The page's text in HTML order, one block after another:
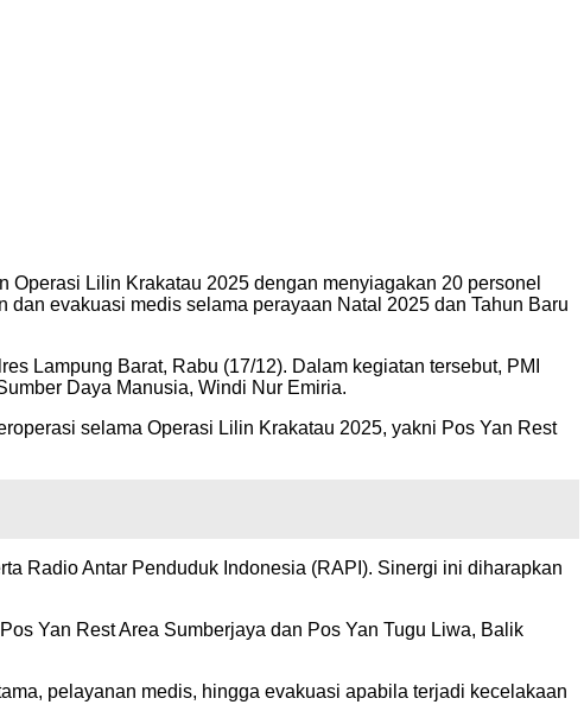
Lilin Krakatau 2025 dengan menyiagakan 20 personel
evakuasi medis selama perayaan Natal 2025 dan Tahun Baru
Lampung Barat, Rabu (17/12). Dalam kegiatan tersebut, PMI
Daya Manusia, Windi Nur Emiria.
selama Operasi Lilin Krakatau 2025, yakni Pos Yan Rest
Radio Antar Penduduk Indonesia (RAPI). Sinergi ini diharapkan
Yan Rest Area Sumberjaya dan Pos Yan Tugu Liwa, Balik
pelayanan medis, hingga evakuasi apabila terjadi kecelakaan